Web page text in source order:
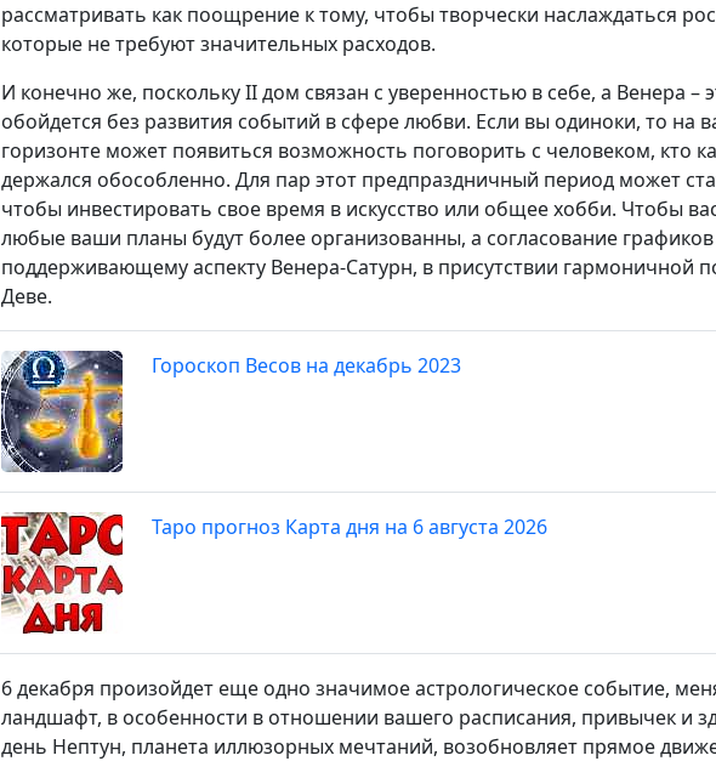
рассматривать как поощрение к тому, чтобы творчески наслаждаться
которые не требуют значительных расходов.
И конечно же, поскольку II дом связан с уверенностью в себе, а Венера –
обойдется без развития событий в сфере любви. Если вы одиноки, то на
горизонте может появиться возможность поговорить с человеком, кто
держался обособленно. Для пар этот предпраздничный период может
чтобы инвестировать свое время в искусство или общее хобби. Чтобы
любые ваши планы будут более организованны, а согласование графиков
поддерживающему аспекту Венера-Сатурн, в присутствии гармоничной
Деве.
Гороскоп Весов на декабрь 2023
Таро прогноз Карта дня на 6 августа 2026
6 декабря произойдет еще одно значимое астрологическое событие,
ландшафт, в особенности в отношении вашего расписания, привычек и
день Нептун, планета иллюзорных мечтаний, возобновляет прямое